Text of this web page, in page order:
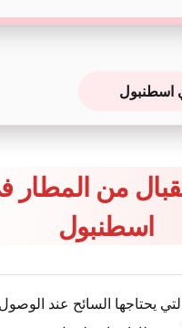
اسطنبول
من المطار
اسطنبول
يحتاجها السائح عند